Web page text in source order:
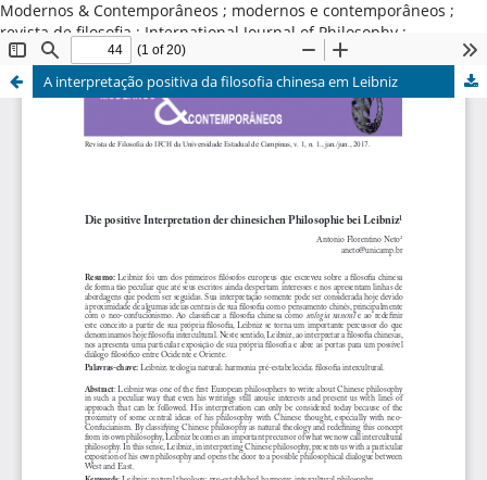
Modernos & Contemporâneos ; modernos e contemporâneos ;
revista de filosofia ; International Journal of Philosophy ;
Universidade Estadual de Campinas ; Brasil
A interpretação positiva da filosofia chinesa em Leibniz